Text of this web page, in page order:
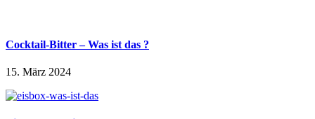
Cocktail-Bitter – Was ist das ?
15. März 2024